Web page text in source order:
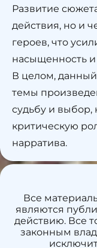
Развитие
действия, но и
героев, что
насыщенность
В целом,
темы
судьбу и выбор,
критическую
нарратива.
Все
являются
действию. Все
законным